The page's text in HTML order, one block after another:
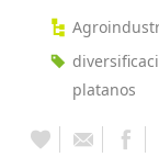
platanos